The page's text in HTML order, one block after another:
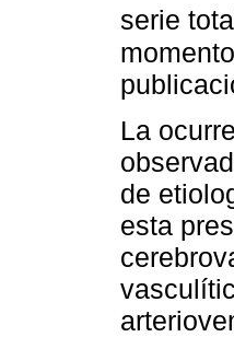
serie
La
de
esta